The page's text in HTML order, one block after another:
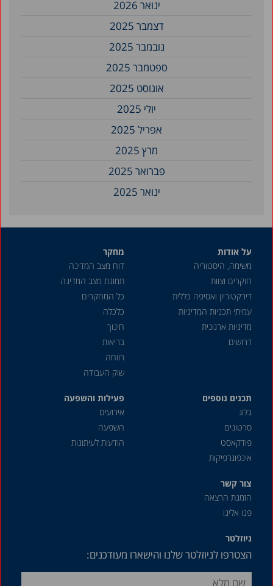
ינואר 2026
דצמבר 2025
נובמבר 2025
ספטמבר 2025
אוגוסט 2025
יולי 2025
אפריל 2025
מרץ 2025
פברואר 2025
ינואר 2025
על אודות
משימה, היסטוריה
חוקרים וצוות
דירקטוריון ואסיפה כללית
עמיתי תכניות המדיניות
מדיניות ארגונית
דרושים
מחקר
דוח מצב המדינה
תמונת מצב המדינה
כל המחקרים
כלכלה
חינוך
בריאות
רווחה
שוק העבודה
תכנים נוספים
בלוג
סרטונים
פודקאסט
אינפוגרפיקות
פעילות והשפעה
אירועים
השפעה
הודעות לעיתונות
צור קשר
הזמנת הרצאה
פנו אלינו
ניוזלטר
הצטרפו לניוזלטר שלנו והישארו מעודכנים: